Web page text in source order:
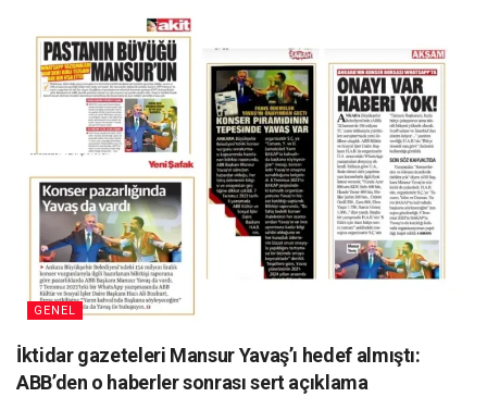
GENEL
İktidar gazeteleri Mansur Yavaş’ı hedef almıştı:
ABB’den o haberler sonrası sert açıklama